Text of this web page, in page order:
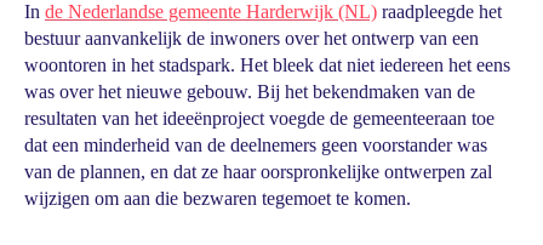
In de Nederlandse gemeente Harderwijk (NL) raadpleegde het
bestuur aanvankelijk de inwoners over het ontwerp van een
woontoren in het stadspark. Het bleek dat niet iedereen het eens
was over het nieuwe gebouw. Bij het bekendmaken van de
resultaten van het ideeënproject voegde de gemeenteeraan toe
dat een minderheid van de deelnemers geen voorstander was
van de plannen, en dat ze haar oorspronkelijke ontwerpen zal
wijzigen om aan die bezwaren tegemoet te komen.